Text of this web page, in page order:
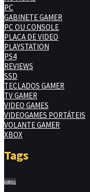
PC
GABINETE GAMER
PC OU CONSOLE
PLACA DE VIDEO
PLAYSTATION
PS4
REVIEWS
SSD
TECLADOS GAMER
TV GAMER
VIDEO GAMES
VIDEOGAMES PORTÁTEIS
VOLANTE GAMER
XBOX
Tags
jogos